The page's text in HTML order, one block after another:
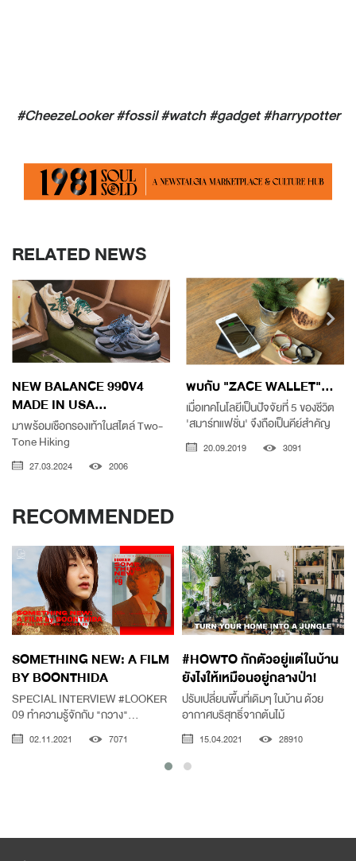
#CheezeLooker #fossil #watch #gadget #harrypotter
RELATED NEWS
NEW BALANCE 990V4
MADE IN USA...
มาพร้อมเชือกรองเท้าในสไตล์ Two-
Tone Hiking
27.03.2024 2006
พบกับ "ZACE WALLET"...
เมื่อเทคโนโลยีเป็นปัจจัยที่ 5 ของชีวิต
'สมาร์ทแฟชั่น' จึงถือเป็นคีย์สำคัญ
20.09.2019 3091
RECOMMENDED
SOMETHING NEW: A FILM
BY BOONTHIDA
SPECIAL INTERVIEW #LOOKER
09 ทำความรู้จักกับ "กวาง"...
02.11.2021 7071
#HOWTO กักตัวอยู่แต่ในบ้าน
ยังไงให้เหมือนอยู่กลางป่า!
ปรับเปลี่ยนพื้นที่เดิมๆ ในบ้าน ด้วย
อากาศบริสุทธิ์จากต้นไม้
15.04.2021 28910